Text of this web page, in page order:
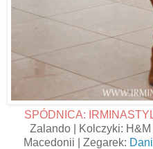
SPÓDNICA:
Zalando | Kolczyki:
Macedonii | Zegarek: